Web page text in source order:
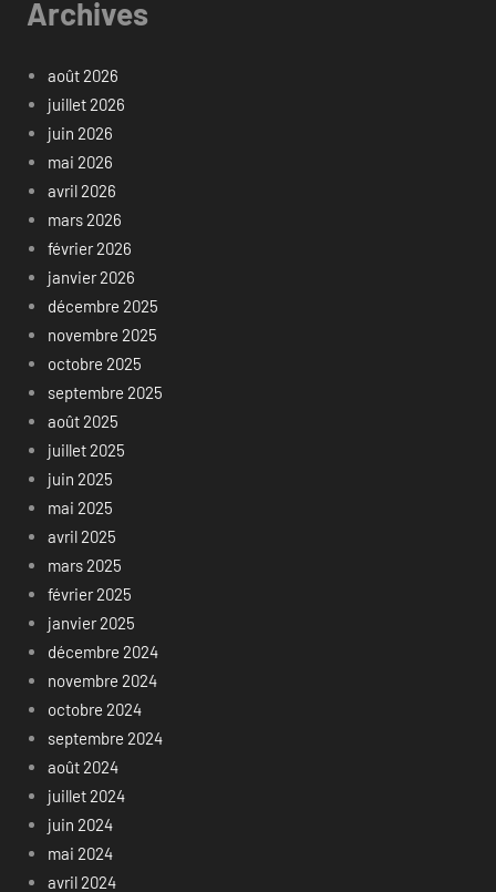
Archives
août 2026
juillet 2026
juin 2026
mai 2026
avril 2026
mars 2026
février 2026
janvier 2026
décembre 2025
novembre 2025
octobre 2025
septembre 2025
août 2025
juillet 2025
juin 2025
mai 2025
avril 2025
mars 2025
février 2025
janvier 2025
décembre 2024
novembre 2024
octobre 2024
septembre 2024
août 2024
juillet 2024
juin 2024
mai 2024
avril 2024